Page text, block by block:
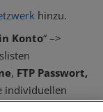
hinzu.
Konto“ –>
, FTP Passwort,
individuellen